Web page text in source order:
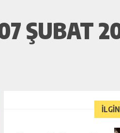
ŞUBAT